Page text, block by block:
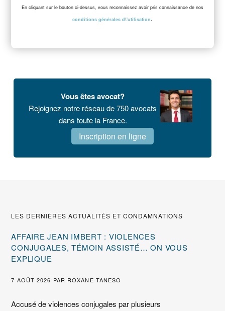
En cliquant sur le bouton ci-dessus, vous reconnaissez avoir pris connaissance de nos
conditions générales d\'utilisation.
latérale
principale
Vous êtes avocat?
Rejoignez notre réseau de 750 avocats
dans toute la France.
Inscription en ligne
LES DERNIÈRES ACTUALITÉS ET CONDAMNATIONS
AFFAIRE JEAN IMBERT : VIOLENCES
CONJUGALES, TÉMOIN ASSISTÉ… ON VOUS
EXPLIQUE
7 AOÛT 2026 PAR ROXANE TANESO
Accusé de violences conjugales par plusieurs